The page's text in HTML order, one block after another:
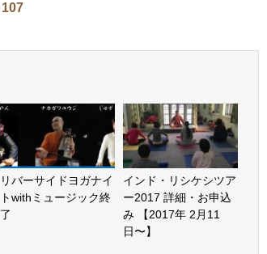
107
リバーサイドヨガナイ
トwithミュージック終
了
インド・リシケシツア
ー2017 詳細・お申込
み 【2017年 2月11
日〜】